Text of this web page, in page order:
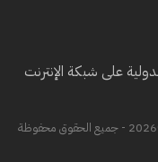
على شبكة الإنترنت